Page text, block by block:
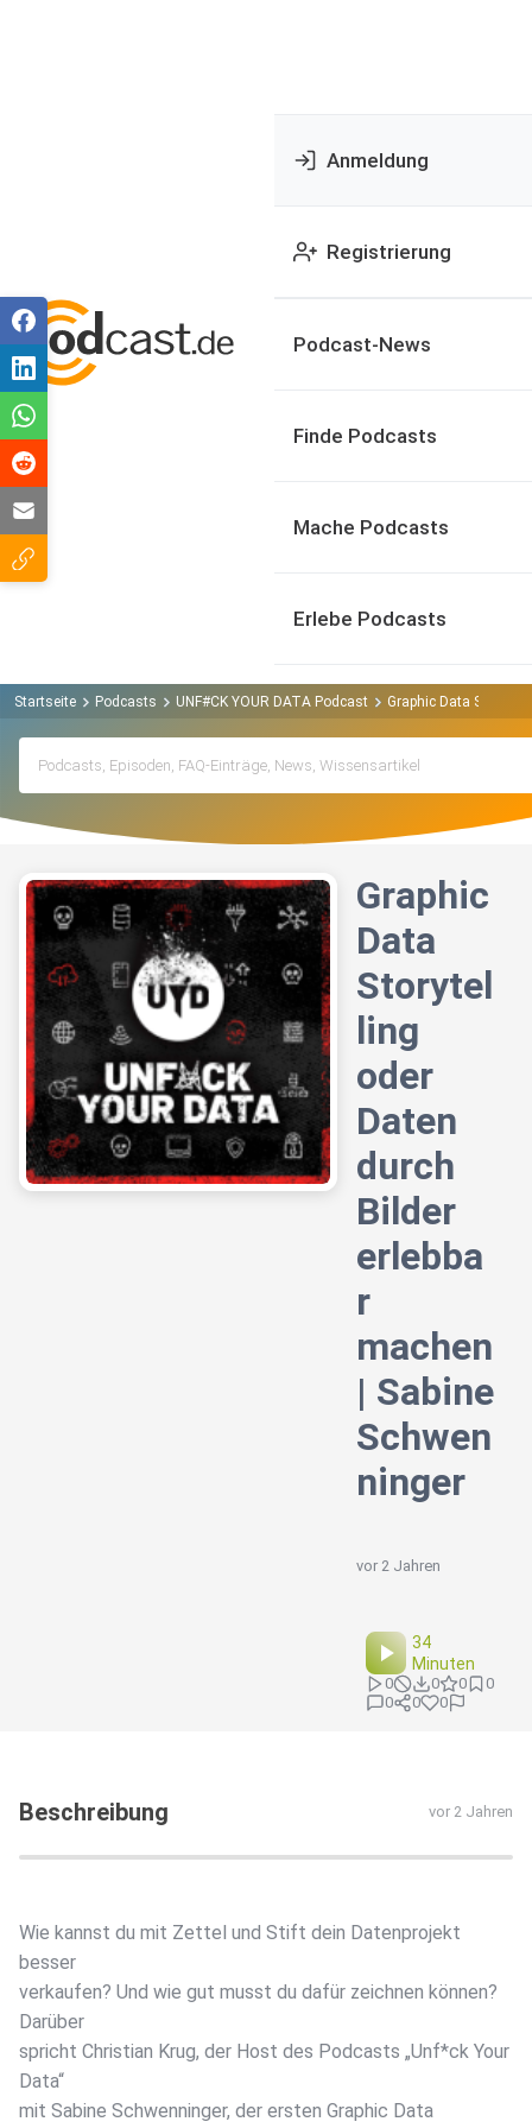
Anmeldung
Registrierung
Podcast-News
Finde Podcasts
Mache Podcasts
Erlebe Podcasts
Startseite Podcasts UNF#CK YOUR DATA Podcast Graphic Data
Graphic
Data
Storytel
ling
oder
Daten
durch
Bilder
erlebba
r
machen
| Sabine
Schwen
ninger
vor 2 Jahren
34
Minuten
0 0 0
0
0
0 0
Beschreibung vor 2 Jahren
Wie kannst du mit Zettel und Stift dein Datenprojekt
besser
verkaufen? Und wie gut musst du dafür zeichnen können?
Darüber
spricht Christian Krug, der Host des Podcasts „Unf*ck Your
Data“
mit Sabine Schwenninger, der ersten Graphic Data